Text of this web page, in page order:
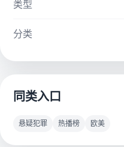
类型
分类
同类入口
悬疑犯罪 热播榜 欧美